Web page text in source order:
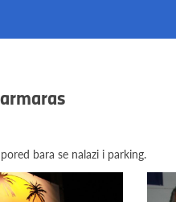
bara se nalazi i parking.